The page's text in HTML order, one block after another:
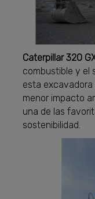
Caterpillar 320
combustible y el
esta
menor impacto
una de las
sostenibilidad.